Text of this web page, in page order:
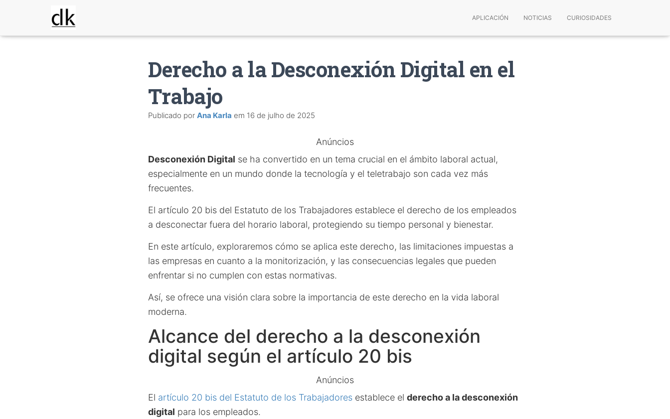
APLICACIÓN NOTICIAS CURIOSIDADES
Derecho a la Desconexión Digital en el
Trabajo
Publicado por Ana Karla em 16 de julho de 2025
Anúncios
Desconexión Digital se ha convertido en un tema crucial en el ámbito laboral actual,
especialmente en un mundo donde la tecnología y el teletrabajo son cada vez más
frecuentes.
El artículo 20 bis del Estatuto de los Trabajadores establece el derecho de los empleados
a desconectar fuera del horario laboral, protegiendo su tiempo personal y bienestar.
En este artículo, exploraremos cómo se aplica este derecho, las limitaciones impuestas a
las empresas en cuanto a la monitorización, y las consecuencias legales que pueden
enfrentar si no cumplen con estas normativas.
Así, se ofrece una visión clara sobre la importancia de este derecho en la vida laboral
moderna.
Alcance del derecho a la desconexión
digital según el artículo 20 bis
Anúncios
El artículo 20 bis del Estatuto de los Trabajadores establece el derecho a la desconexión
digital para los empleados.